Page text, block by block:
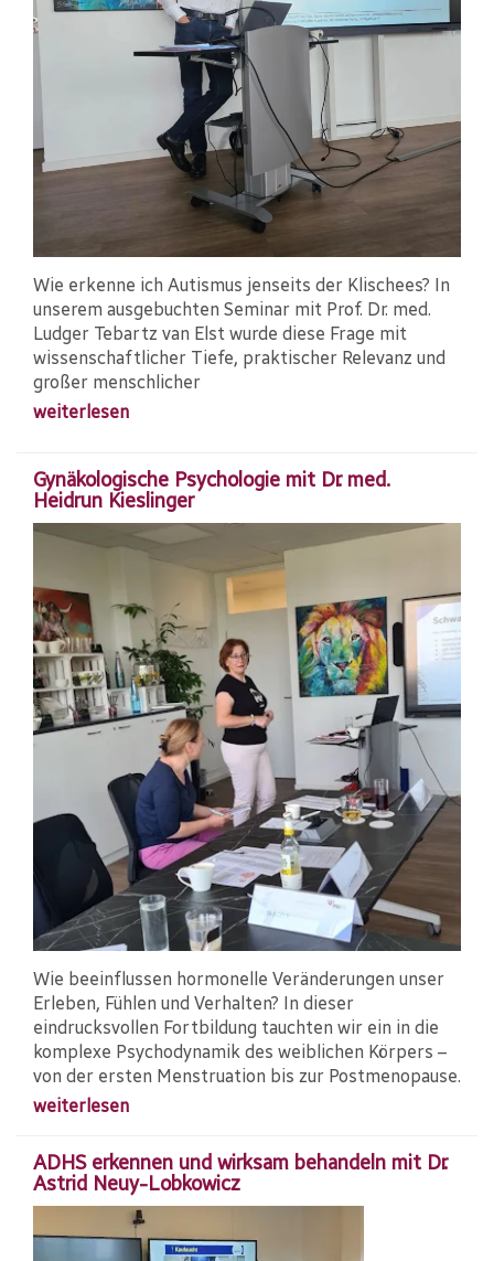
Wie erkenne ich Autismus jenseits der Klischees? In
unserem ausgebuchten Seminar mit Prof. Dr. med.
Ludger Tebartz van Elst wurde diese Frage mit
wissenschaftlicher Tiefe, praktischer Relevanz und
großer menschlicher
weiterlesen
Gynäkologische Psychologie mit Dr. med.
Heidrun Kieslinger
Wie beeinflussen hormonelle Veränderungen unser
Erleben, Fühlen und Verhalten? In dieser
eindrucksvollen Fortbildung tauchten wir ein in die
komplexe Psychodynamik des weiblichen Körpers –
von der ersten Menstruation bis zur Postmenopause.
weiterlesen
ADHS erkennen und wirksam behandeln mit Dr.
Astrid Neuy-Lobkowicz